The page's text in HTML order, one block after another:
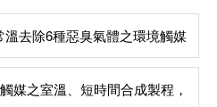
溫去除6種惡臭氣體之環境觸媒
媒之室溫、短時間合成製程，